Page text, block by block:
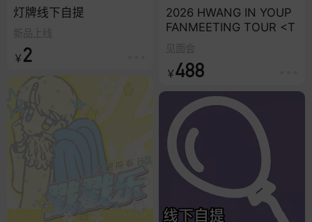
灯牌线下自提
新品上线
￥ 2
2026 HWANG IN YOUP
FANMEETING TOUR <T
o you>
见面会
￥488